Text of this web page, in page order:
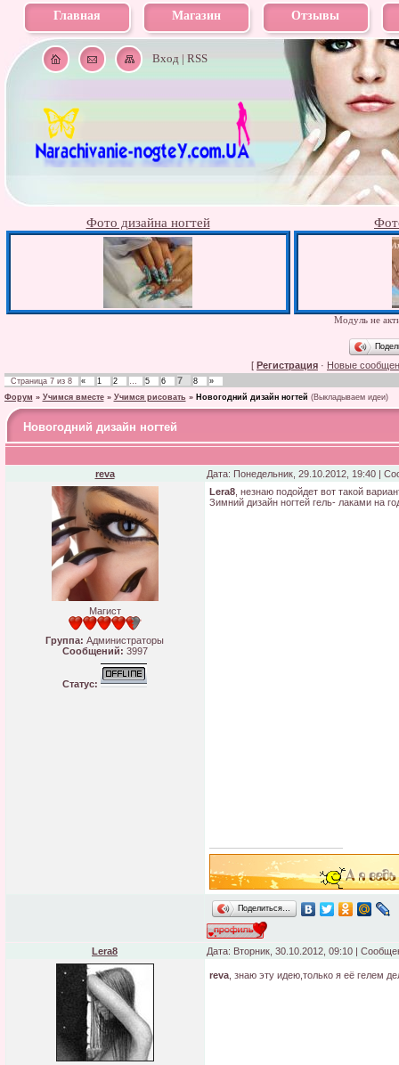
Главная Магазин Отзывы
Вход| RSS
Фото дизайна ногтей
Модуль не
[ Регистрация · Новые
Страница 7из 8 « 1 2 … 5 6 7 8
»
Форум » Учимся вместе » Учимся рисовать » Новогодний дизайн ногтей (Выкладываем идеи)
Новогодний дизайн ногтей
reva Дата: Понедельник, 29.10.2012, 19:40 |
Магист
Группа: Администраторы
Сообщений: 3997
Статус:
Lera8, незнаю подойдет вот такой
Зимний дизайн ногтей гель- лаками на
Поделиться…
Lera8 Дата: Вторник, 30.10.2012, 09:10 |
reva, знаю эту идею,только я её гелем